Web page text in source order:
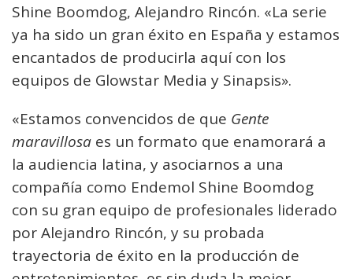
Shine Boomdog, Alejandro Rincón. «La serie
ya ha sido un gran éxito en España y estamos
encantados de producirla aquí con los
equipos de Glowstar Media y Sinapsis».
«Estamos convencidos de que Gente
maravillosa es un formato que enamorará a
la audiencia latina, y asociarnos a una
compañía como Endemol Shine Boomdog
con su gran equipo de profesionales liderado
por Alejandro Rincón, y su probada
trayectoria de éxito en la producción de